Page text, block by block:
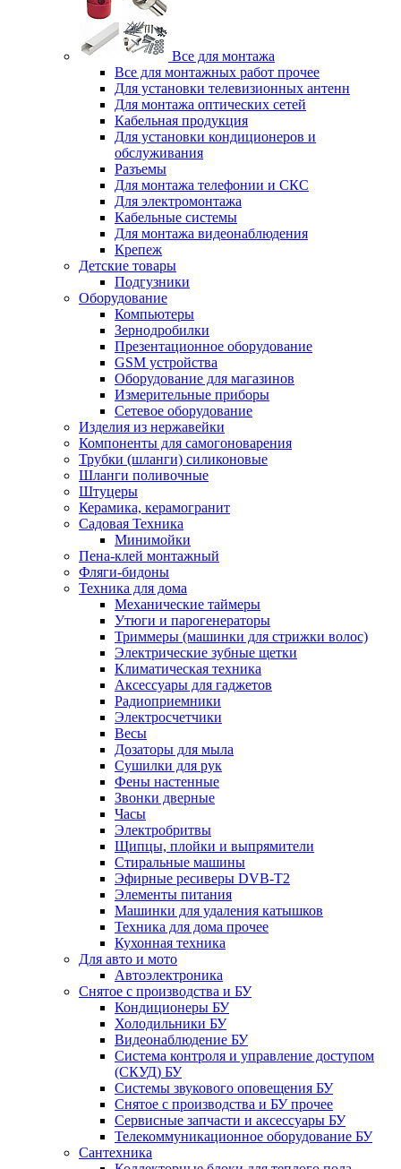
Все для монтажа
Все для монтажных работ прочее
Для установки телевизионных антенн
Для монтажа оптических сетей
Кабельная продукция
Для установки кондиционеров и
обслуживания
Разъемы
Для монтажа телефонии и СКС
Для электромонтажа
Кабельные системы
Для монтажа видеонаблюдения
Крепеж
Детские товары
Подгузники
Оборудование
Компьютеры
Зернодробилки
Презентационное оборудование
GSM устройства
Оборудование для магазинов
Измерительные приборы
Сетевое оборудование
Изделия из нержавейки
Компоненты для самогоноварения
Трубки (шланги) силиконовые
Шланги поливочные
Штуцеры
Керамика, керамогранит
Садовая Техника
Минимойки
Пена-клей монтажный
Фляги-бидоны
Техника для дома
Механические таймеры
Утюги и парогенераторы
Триммеры (машинки для стрижки волос)
Электрические зубные щетки
Климатическая техника
Аксессуары для гаджетов
Радиоприемники
Электросчетчики
Весы
Дозаторы для мыла
Сушилки для рук
Фены настенные
Звонки дверные
Часы
Электробритвы
Щипцы, плойки и выпрямители
Стиральные машины
Эфирные ресиверы DVB-T2
Элементы питания
Машинки для удаления катышков
Техника для дома прочее
Кухонная техника
Для авто и мото
Автоэлектроника
Снятое с производства и БУ
Кондиционеры БУ
Холодильники БУ
Видеонаблюдение БУ
Система контроля и управление доступом
(СКУД) БУ
Системы звукового оповещения БУ
Снятое с производства и БУ прочее
Сервисные запчасти и аксессуары БУ
Телекоммуникационное оборудование БУ
Сантехника